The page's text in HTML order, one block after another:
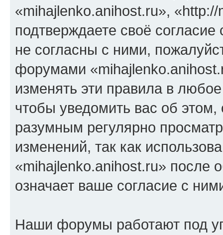
«mihajlenko.anihost.ru»,
подтверждаете своё
не согласны с ними,
форумами
изменять эти правила в
чтобы уведомить вас об
разумным регулярно
изменений, так как
«mihajlenko.anihost.ru» после
означает ваше согласие с
Наши форумы работают под